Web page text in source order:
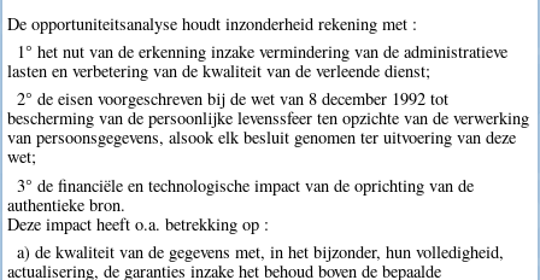
De opportuniteitsanalyse houdt inzonderheid rekening met :
1° het nut van de erkenning inzake vermindering van de administratieve
lasten en verbetering van de kwaliteit van de verleende dienst;
2° de eisen voorgeschreven bij de wet van 8 december 1992 tot
bescherming van de persoonlijke levenssfeer ten opzichte van de verwerking
van persoonsgegevens, alsook elk besluit genomen ter uitvoering van deze
wet;
3° de financiële en technologische impact van de oprichting van de
authentieke bron.
Deze impact heeft o.a. betrekking op :
a) de kwaliteit van de gegevens met, in het bijzonder, hun volledigheid,
actualisering, de garanties inzake het behoud boven de bepaalde